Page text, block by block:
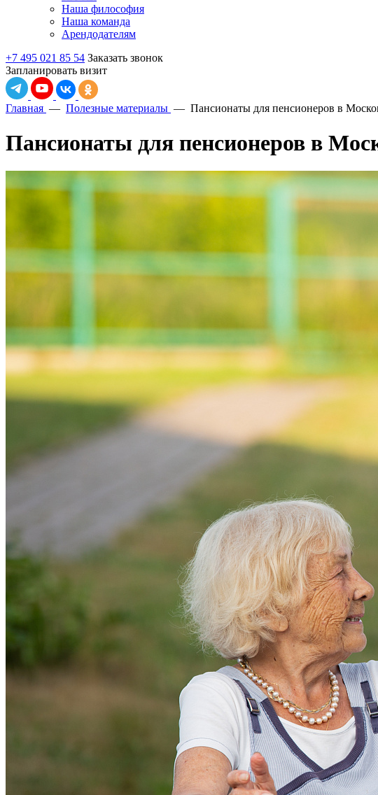
Наша философия
Наша команда
Арендодателям
+7 495 021 85 54 Заказать звонок
Запланировать визит
Главная — Полезные материалы — Пансионаты для пенсионеров в
Пансионаты для пенсионеров в